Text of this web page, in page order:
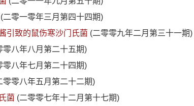
(二零一零年三月第四十四期)
引致的鼠伤寒沙门氏菌 (二零零九年二月第三十一期)
零八年八月第二十五期)
零八年七月第二十四期)
零零八年五月第二十二期)
菌 (二零零七年十二月第十七期)